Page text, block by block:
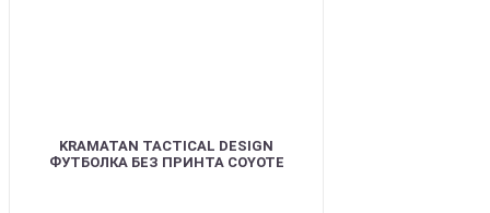
KRAMATAN TACTICAL DESIGN
ФУТБОЛКА БЕЗ ПРИНТА COYOTE